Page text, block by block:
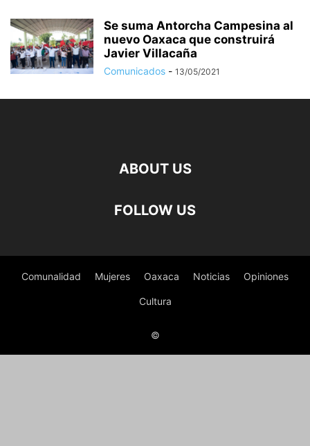
Se suma Antorcha Campesina al
nuevo Oaxaca que construirá
Javier Villacaña
Comunicados - 13/05/2021
ABOUT US
FOLLOW US
Comunalidad Mujeres Oaxaca Noticias Opiniones
Cultura
©